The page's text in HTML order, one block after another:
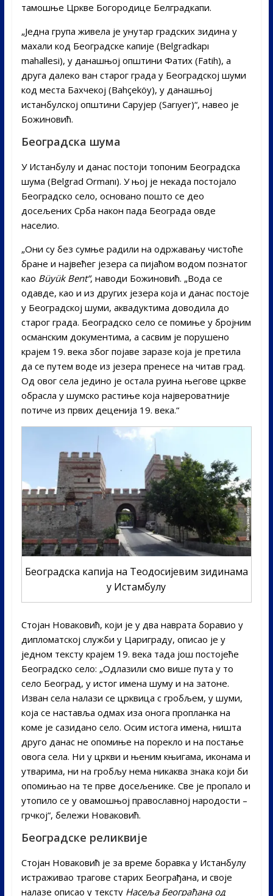
тамошње Цркве Богородице Белградкапи.
„Једна група живела је унутар градских зидина у
махали код Београдске капије (Belgradkapı
mahallesi), у данашњој општини Фатих (Fatih), а
друга далеко ван старог града у Београдској шуми
код места Бахчекој (Bahçeköy), у данашњој
истанбулској општини Сарујер (Sarıyer)“, навео је
Божиновић.
Београдска шума
У Истанбулу и данас постоји топоним Београдска
шума (Belgrad Ormanı). У њој је некада постојало
Београдско село, основано пошто се део
досељених Срба након пада Београда овде
населио.
„Они су без сумње радили на одржавању чистоће
бране и највећег језера са пијаћом водом познатог
као Büyük Bent“, наводи Божиновић. „Вода се
одавде, као и из других језера која и данас постоје
у Београдској шуми, аквадуктима доводила до
старог града. Београдско село се помиње у бројним
османским документима, а сасвим је порушено
крајем 19. века због појаве заразе која је претила
да се путем воде из језера пренесе на читав град.
Од овог села једино је остала руина његове цркве
обрасла у шумско растиње која највероватније
потиче из првих деценија 19. века.“
Београдска капија на Теодосијевим зидинама
у Истамбулу
Стојан Новаковић, који је у два наврата боравио у
дипломатској служби у Цариграду, описао је у
једном тексту крајем 19. века тада још постојеће
Београдско село: „Oдлазили смо више пута у то
село Београд, у истог имена шуму и на затоне.
Изван села налази се црквица с гробљем, у шуми,
која се наставља одмах иза онога пропланка на
коме је сазидано село. Осим истога имена, ништа
друго данас не опомиње на порекло и на постање
овога села. Ни у цркви и њеним књигама, иконама и
утварима, ни на гробљу нема никаква знака који би
опомињао на те прве досељенике. Све је пропало и
утопило се у овамошњој православној народости –
грчкој“, бележи Новаковић.
Београдске реликвије
Стојан Новаковић је за време боравка у Истанбулу
истраживао трагове старих Београђана, и своје
налазе описао у тексту Насеља Београђана од